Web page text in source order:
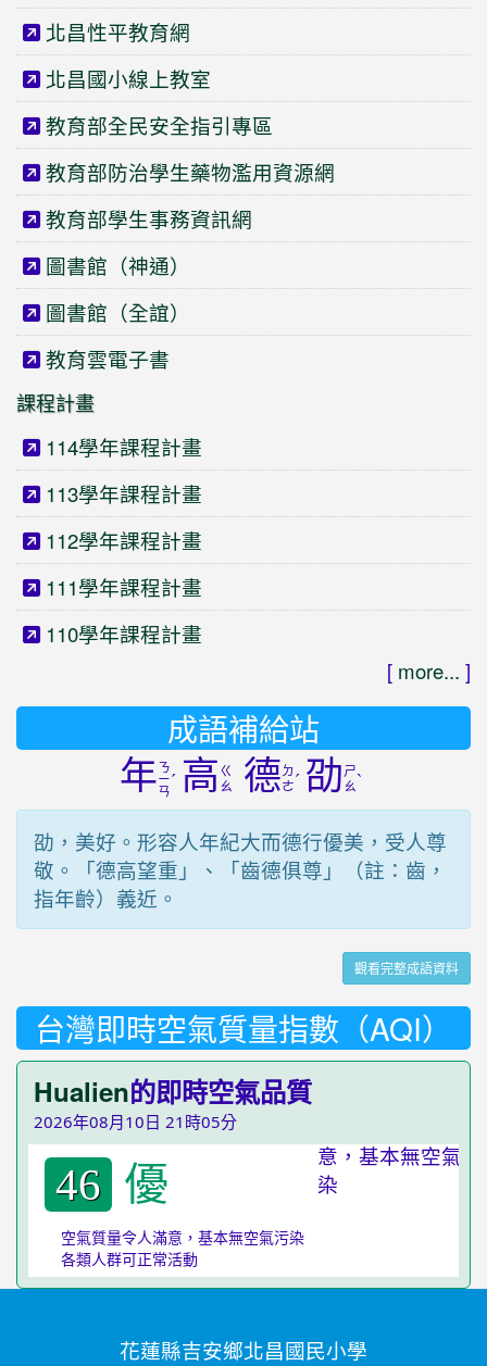
北昌性平教育網
北昌國小線上教室
教育部全民安全指引專區
教育部防治學生藥物濫用資源網
教育部學生事務資訊網
圖書館（神通）
圖書館（全誼）
教育雲電子書
課程計畫
114學年課程計畫
113學年課程計畫
112學年課程計畫
111學年課程計畫
110學年課程計畫
[ more... ]
成語補給站
年 ㄋ
ㄧ
ㄢ
ˊ 高 ㄍ
ㄠ
德ㄉ
ㄜˊ 劭 ㄕ
ㄠˋ
劭，美好。形容人年紀大而德行優美，受人尊
敬。「德高望重」、「齒德俱尊」（註：齒，
指年齡）義近。
觀看完整成語資料
台灣即時空氣質量指數（AQI）
Hualien的即時空氣品質
2026年08月10日 21時05分
46 優
空氣質量令人滿意，基本無空氣污染
各類人群可正常活動
花蓮縣吉安鄉北昌國民小學